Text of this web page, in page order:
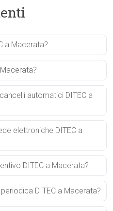
a Macerata?
automatici DITEC a
elettroniche DITEC a
DITEC a Macerata?
DITEC a Macerata?